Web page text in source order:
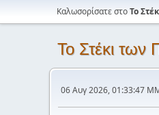
Καλωσορίσατε στοΤο
Το Στέκι των
06 Αυγ 2026, 01:33:47